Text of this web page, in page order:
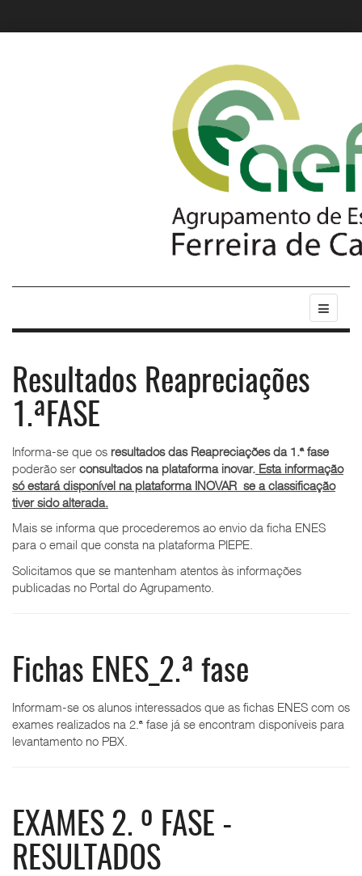
Resultados Reapreciações
1.ªFASE
Informa-se que os resultados das Reapreciações da 1.ª fase
poderão ser consultados na plataforma inovar. Esta informação
só estará disponível na plataforma INOVAR se a classificação
tiver sido alterada.
Mais se informa que procederemos ao envio da ficha ENES
para o email que consta na plataforma PIEPE.
Solicitamos que se mantenham atentos às informações
publicadas no Portal do Agrupamento.
Fichas ENES_2.ª fase
Informam-se os alunos interessados que as fichas ENES com os
exames realizados na 2.ª fase já se encontram disponíveis para
levantamento no PBX.
EXAMES 2. º FASE -
RESULTADOS